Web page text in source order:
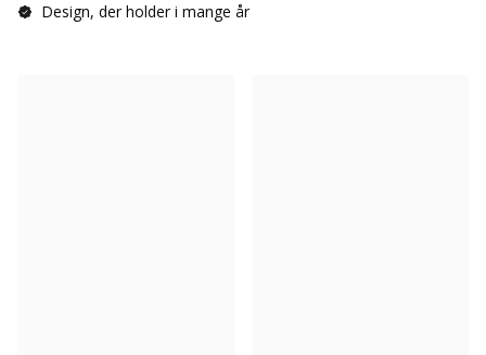
Design, der holder i mange år